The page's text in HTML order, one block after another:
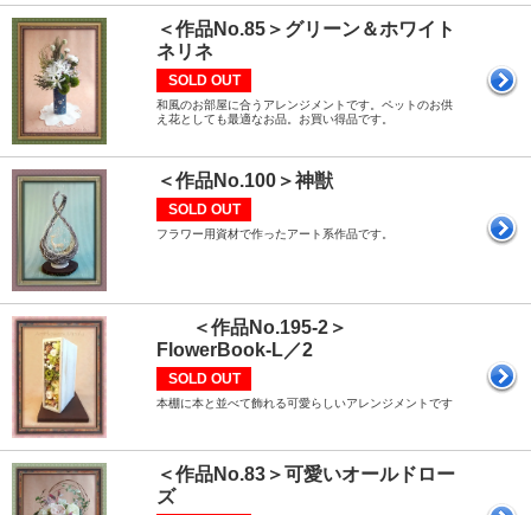
＜作品No.85＞グリーン＆ホワイト
ネリネ
SOLD OUT
和風のお部屋に合うアレンジメントです。ペットのお供
え花としても最適なお品。お買い得品です。
＜作品No.100＞神獣
SOLD OUT
フラワー用資材で作ったアート系作品です。
＜作品No.195-2＞
FlowerBook-L／2
SOLD OUT
本棚に本と並べて飾れる可愛らしいアレンジメントです
＜作品No.83＞可愛いオールドロー
ズ